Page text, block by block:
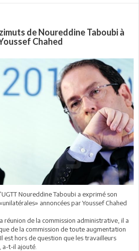
de Noureddine Taboubi à
Chahed
Noureddine Taboubi a exprimé son
annoncées par Youssef Chahed
réunion de la commission administrative, il a
de la commission de toute augmentation
est hors de question que les travailleurs
a-t-il ajouté.